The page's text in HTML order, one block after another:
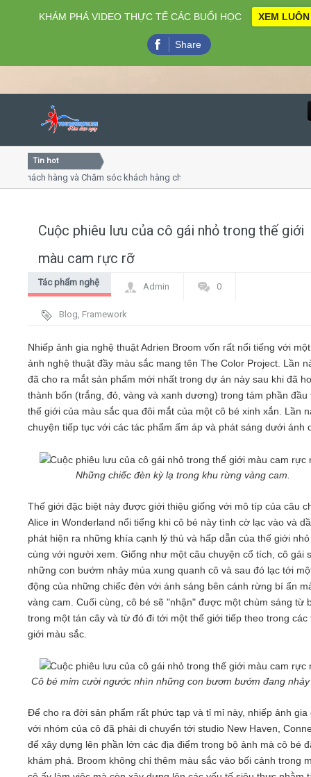
Close
Home
Video
Kiến thức
Liên hệ - Đăng ký
Tin hot
hàng và Chăm sóc khách hàng chuyên nghiệp
Cuộc phiêu lưu của cô gái nhỏ trong thế giới
màu cam rực rỡ
Tác phẩm nghệ
Admin 0
Blog, Framework
Nhiếp ảnh gia nghệ thuật Adrien Broom vốn rất nổi tiếng với
ảnh nghệ thuật đầy màu sắc mang tên The Color Project. Lần
đã cho ra mắt sản phẩm mới nhất trong dự án này sau khi đã
thành bốn (trắng, đỏ, vàng và xanh dương) trong tám phần đầu
thế giới của màu sắc qua đôi mắt của một cô bé xinh xắn. Lần
chuyện tiếp tục với các tác phẩm ấm áp và phát sáng dưới ánh
Những chiếc đèn kỳ lạ trong khu rừng vàng cam.
Thế giới đặc biệt này được giới thiệu giống với mô típ của câu
Alice in Wonderland nổi tiếng khi cô bé này tình cờ lạc vào và
phát hiện ra những khía cạnh lý thú và hấp dẫn của thế giới
cùng với người xem. Giống như một câu chuyện cổ tích, cô gái
những con bướm nhảy múa xung quanh cô và sau đó lạc tới
động của những chiếc đèn với ánh sáng bên cánh rừng bí ẩn
vàng cam. Cuối cùng, cô bé sẽ "nhận" được một chùm sáng từ
trong một tán cây và từ đó đi tới một thế giới tiếp theo trong các
giới màu sắc.
Cô bé mỉm cười ngước nhìn những con bươm bướm đang
Để cho ra đời sản phẩm rất phức tạp và tỉ mỉ này, nhiếp ảnh gia
với nhóm của cô đã phải di chuyển tới studio New Haven,
để xây dựng lên phần lớn các địa điểm trong bộ ảnh mà cô bé
khám phá. Broom không chỉ thêm màu sắc vào bối cảnh trong
KHÁM PHÁ VIDEO THỰC TẾ CÁC BUỔI HỌC XEM LUÔN
Share